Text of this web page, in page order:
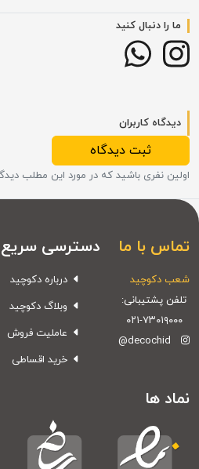
ما را دنبال کنید
دیدگاه کاربران
ثبت دیدگاه
اولین نفری باشید که در مورد این مطلب
تماس با ما
شعب دکوچید
تلفن پشتیبانی:
۰۲۱-۷۳۰۱۹۰۰۰
@decochid
دسترسی سریع
درباره دکوچید
وبلاگ دکوچید
عاملیت فروش
خرید اقساطی
نماد ها